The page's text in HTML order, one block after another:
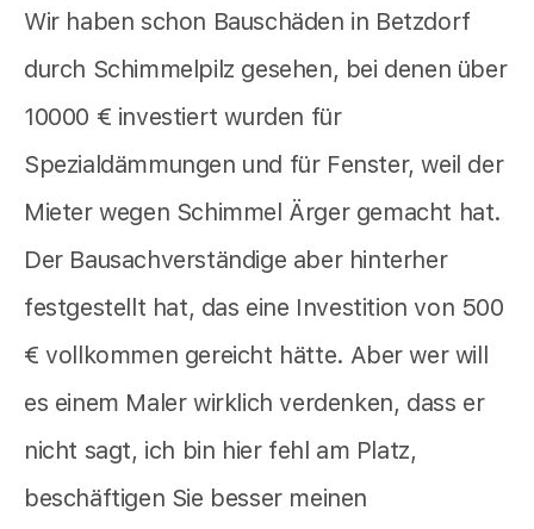
Wir haben schon Bauschäden in Betzdorf
durch Schimmelpilz gesehen, bei denen über
10000 € investiert wurden für
Spezialdämmungen und für Fenster, weil der
Mieter wegen Schimmel Ärger gemacht hat.
Der Bausachverständige aber hinterher
festgestellt hat, das eine Investition von 500
€ vollkommen gereicht hätte. Aber wer will
es einem Maler wirklich verdenken, dass er
nicht sagt, ich bin hier fehl am Platz,
beschäftigen Sie besser meinen